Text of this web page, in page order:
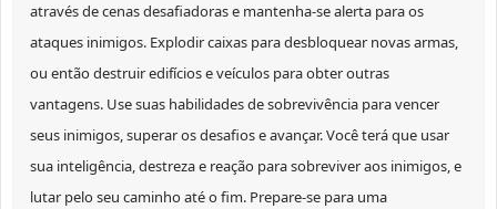
através de cenas desafiadoras e mantenha-se alerta para os
ataques inimigos. Explodir caixas para desbloquear novas armas,
ou então destruir edifícios e veículos para obter outras
vantagens. Use suas habilidades de sobrevivência para vencer
seus inimigos, superar os desafios e avançar. Você terá que usar
sua inteligência, destreza e reação para sobreviver aos inimigos, e
lutar pelo seu caminho até o fim. Prepare-se para uma